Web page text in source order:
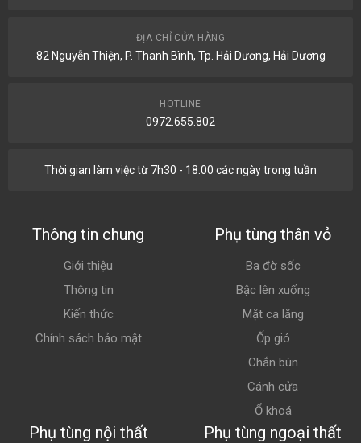
ĐỊA CHỈ CỬA HÀNG
82 Nguyễn Thiện, P. Thanh Bình, Tp. Hải Dương, Hải Dương
HOTLINE
0972.655.802
Thời gian làm việc từ 7h30 - 18:00 các ngày trong tuần
Thông tin chung
Giới thiệu
Thông tin
Kiến thức
Chính sách bảo mật
Phụ tùng thân vỏ
Ba đờ sốc
Bậc lên xuống
Mặt ca lăng
Ốp gió
Chắn bùn
Cánh cửa
Ổ khoá
Phụ tùng nội thất Phụ tùng ngoại thất